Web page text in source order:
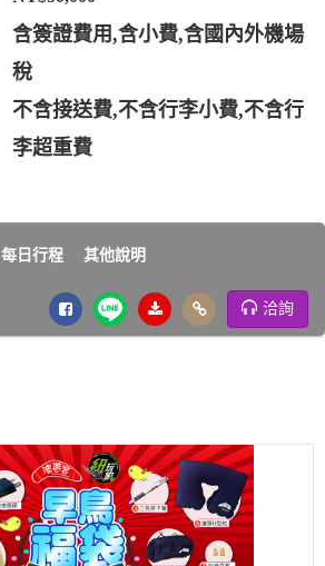
含簽證費用,含小費,含國內外機場
稅
不含接送費,不含行李小費,不含行
李超重費
每日行程 其他說明
洽詢